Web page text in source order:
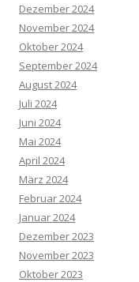
Dezember 2024
November 2024
Oktober 2024
September 2024
August 2024
Juli 2024
Juni 2024
Mai 2024
April 2024
März 2024
Februar 2024
Januar 2024
Dezember 2023
November 2023
Oktober 2023